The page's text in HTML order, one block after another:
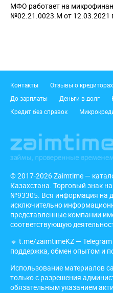
МФО работает на
№02.21.0023.M от 12.03.2021
Подвал
Контакты Отзывы о кредиторах
До зарплаты
Деньги в долг
Кредит без справок
© 2017-2026 Zaimtime —
Казахстана. Торговый знак
№93305. Вся информация на
исключительно
представленные компании
соответствующую
🔹 t.me/zaimtimeKZ —
поддержка, обмен опытом и
Использование материалов
только с разрешения
обязательным указанием